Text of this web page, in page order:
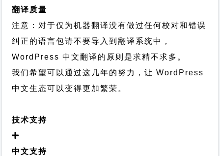
翻译质量
注意：对于仅为机器翻译没有做过任何校对和错误
纠正的语言包请不要导入到翻译系统中，
WordPress 中文翻译的原则 是求精不求多。
我们希望可以通过这几年的努力，让 WordPress
中文生态可以变得更加繁荣。
技术支持
中文支持